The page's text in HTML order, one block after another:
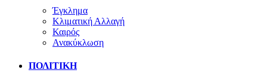
Έγκλημα
Κλιματική Αλλαγή
Καιρός
Ανακύκλωση
ΠΟΛΙΤΙΚΗ